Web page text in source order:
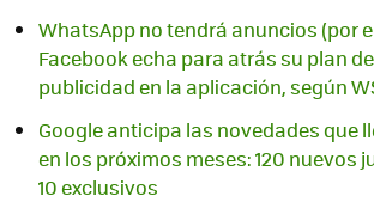
WhatsApp no tendrá anuncios (por
Facebook echa para atrás su plan
publicidad en la aplicación, según
Google anticipa las novedades que
en los próximos meses: 120 nuevos
10 exclusivos